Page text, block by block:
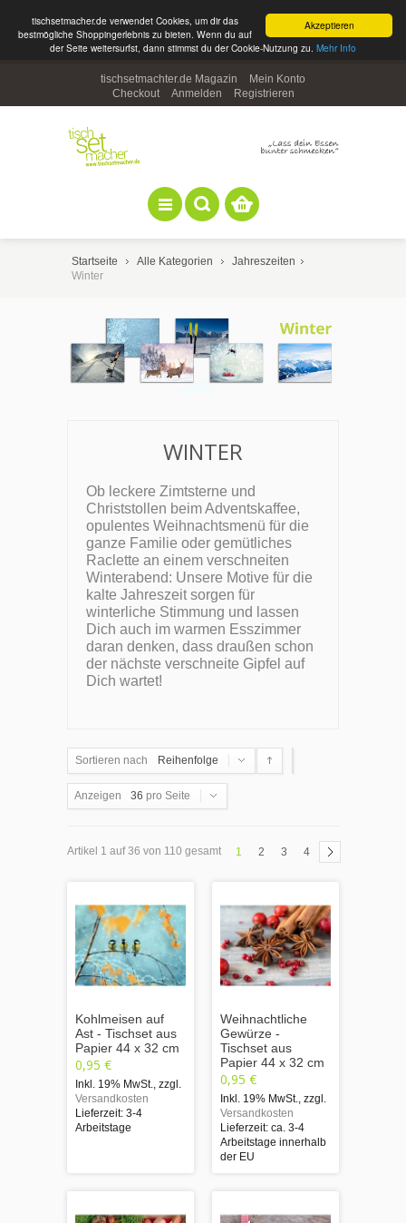
Akzeptieren
tischsetmacher.de verwendet Cookies, um dir das
bestmögliche Shoppingerlebnis zu bieten. Wenn du auf
der Seite weitersurfst, dann stimmst du der Cookie-Nutzung zu. Mehr Info
tischsetmachter.de Magazin
Mein Konto
Checkout
Anmelden Registrieren
Startseite Alle Kategorien
Jahreszeiten
Winter
WINTER
Ob leckere Zimtsterne und
Christstollen beim Adventskaffee,
opulentes Weihnachtsmenü für die
ganze Familie oder gemütliches
Raclette an einem verschneiten
Winterabend: Unsere Motive für die
kalte Jahreszeit sorgen für
winterliche Stimmung und lassen
Dich auch im warmen Esszimmer
daran denken, dass draußen schon
der nächste verschneite Gipfel auf
Dich wartet!
Sortieren nach Reihenfolge
Anzeigen 36 pro Seite
Artikel 1 auf 36 von 110 gesamt 1 2 3 4
Kohlmeisen auf
Ast - Tischset aus
Papier 44 x 32 cm
0,95 €
Inkl. 19% MwSt. zzgl.
Versandkosten
Lieferzeit: 3-4
Arbeitstage
Weihnachtliche
Gewürze -
Tischset aus
Papier 44 x 32 cm
0,95 €
Inkl. 19% MwSt. zzgl.
Versandkosten
Lieferzeit: ca. 3-4
Arbeitstage innerhalb
der EU